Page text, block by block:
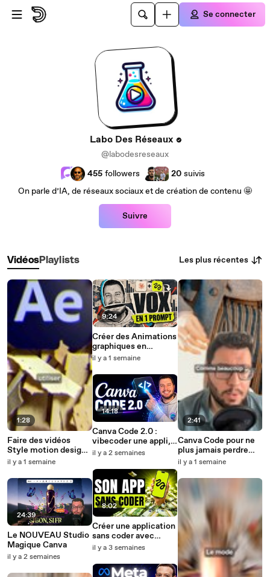
Passer au contenu principal
Se connecter
Labo Des Réseaux
@labodesreseaux
455 followers 20 suivis
On parle d’IA, de réseaux sociaux et de création de contenu 🤩
Suivre
VidéosPlaylists Les plus récentes
1:28
Faire des vidéos
Style motion design
VOX avec l'IA n'a
simple
il y a 1 semaine
24:39
Le NOUVEAU Studio
Magique Canva
il y a 2 semaines
9:24
Créer des Animations
graphiques en
MOTION DESIGN
Claude et Higgsfield)
il y a 1 semaine
14:18
Canva Code 2.0 :
vibecoder une appli,
un jeu ou un site
il y a 2 semaines
8:02
Créer une application
sans coder avec
Higgsfield App
il y a 3 semaines
2:41
Canva Code pour ne
plus jamais perdre
mes clés
il y a 1 semaine